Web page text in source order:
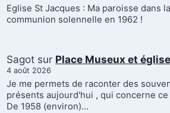
Eglise St Jacques : Ma paroisse dans
communion solennelle en 1962 !
Sagot sur Place Museux et
4 août 2026
Je me permets de raconter des
présents aujourd'hui , qui concerne
De 1958 (environ)…